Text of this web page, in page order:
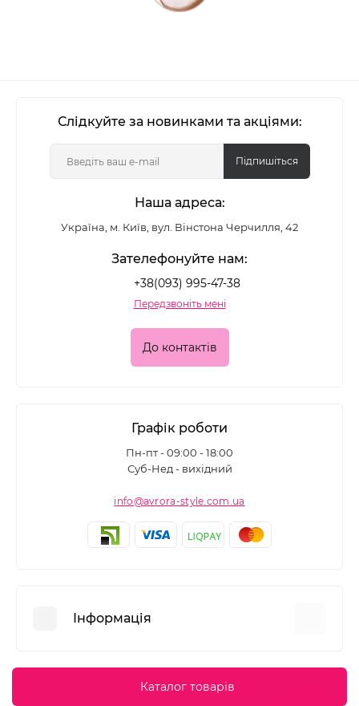
Слідкуйте за новинками та акціями:
Підпишіться
Наша адреса:
Україна, м. Київ, вул. Вінстона Черчилля, 42
Зателефонуйте нам:
+38(093) 995-47-38
Передзвоніть мені
До контактів
Графік роботи
Пн-пт - 09:00 - 18:00
Суб-Нед - вихідний
info@avrora-style.com.ua
Інформація
Угода користувачаКаталог товарів